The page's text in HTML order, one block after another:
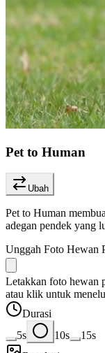
Pet to Human
Ubah
Pet to Human
adegan pendek yang
Unggah Foto Hewan
Letakkan foto hewan
atau klik untuk
Durasi
5s
10s
15s